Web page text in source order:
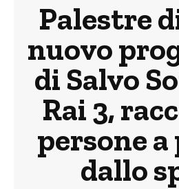
Palestre
nuovo
di Salvo
Rai 3,
persone
dallo